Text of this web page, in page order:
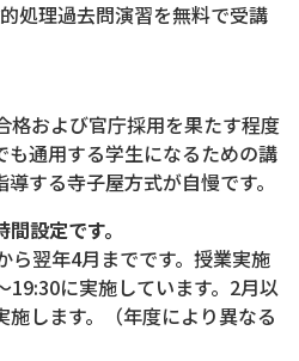
処理過去問演習を無料で受講
格および官庁採用を果たす程度
も通用する学生になるための講
する寺子屋方式が自慢です。
設定です。
ら翌年4月までです。授業実施
19:30に実施しています。2月以
施します。（年度により異なる